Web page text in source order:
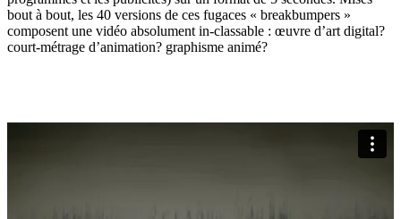
bout à bout, les 40 versions de ces fugaces « breakbumpers »
composent une vidéo absolument in-classable : œuvre d’art digital?
court-métrage d’animation? graphisme animé?